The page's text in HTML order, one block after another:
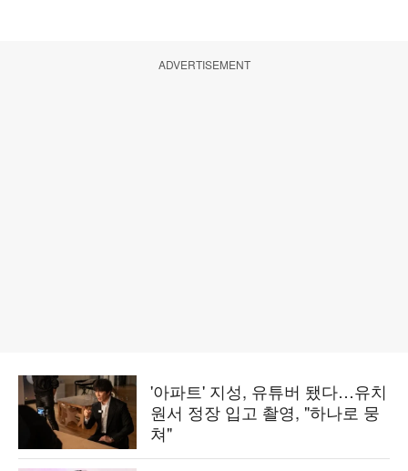
ADVERTISEMENT
'아파트' 지성, 유튜버 됐다…유치
원서 정장 입고 촬영, "하나로 뭉
쳐"